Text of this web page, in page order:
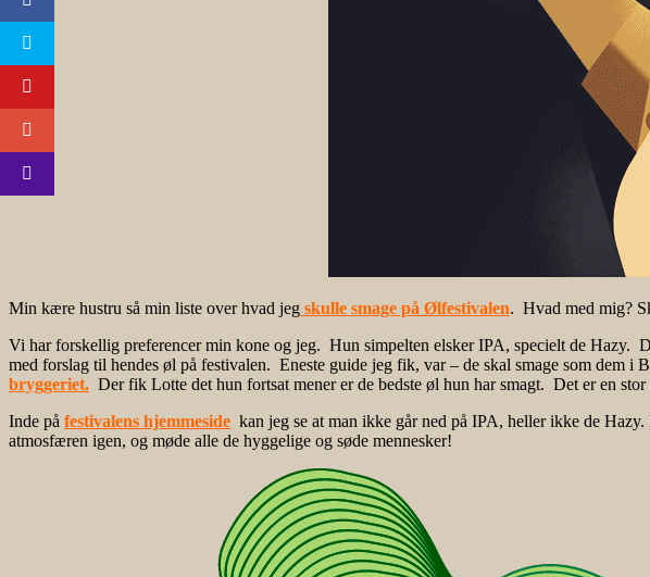
Min kære hustru så min liste over hvad jeg skulle smage på Ølfestivalen. Hvad med mig?
Vi har forskellig preferencer min kone og jeg. Hun simpelten elsker IPA, specielt de Hazy.
med forslag til hendes øl på festivalen. Eneste guide jeg fik, var – de skal smage som dem
bryggeriet. Der fik Lotte det hun fortsat mener er de bedste øl hun har smagt. Det er en
Inde på festivalens hjemmeside kan jeg se at man ikke går ned på IPA, heller ikke de
atmosfæren igen, og møde alle de hyggelige og søde mennesker!